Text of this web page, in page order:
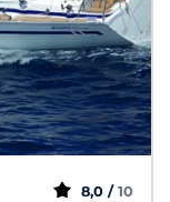
8,0 / 10